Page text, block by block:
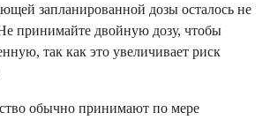
запланированной дозы осталось не
принимайте двойную дозу, чтобы
так как это увеличивает риск
обычно принимают по мере